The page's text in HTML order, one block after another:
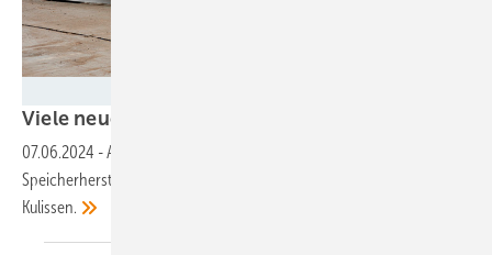
Vi ele neue
07.06.2024 -Auf der EES Europe in München präsentieren die
Speicherhersteller ihre neusten Entwicklungen: ein Blick hinter die
Kulissen.